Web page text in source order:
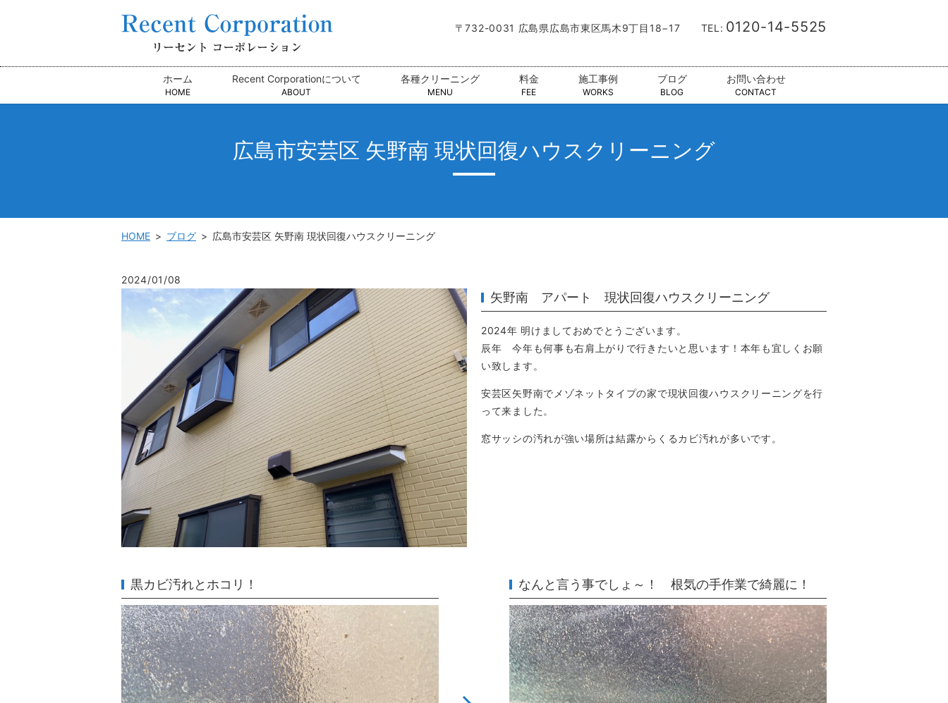
〒732-0031 広島県広島市東区馬木9丁目18−17 TEL: 0120-14-5525
ホーム
HOME
Recent Corporationについて
ABOUT
各種クリーニング
MENU
料金
FEE
施工事例
WORKS
ブログ
BLOG
お問い合わせ
CONTACT
広島市安芸区 矢野南 現状回復ハウスクリーニング
HOME ブログ 広島市安芸区 矢野南 現状回復ハウスクリーニング
2024/01/08
矢野南 アパート 現状回復ハウスクリーニング
2024年 明けましておめでとうございます。
辰年 今年も何事も右肩上がりで行きたいと思います！本年も宜しくお願
い致します。
安芸区矢野南でメゾネットタイプの家で現状回復ハウスクリーニングを行
って来ました。
窓サッシの汚れが強い場所は結露からくるカビ汚れが多いです。
黒カビ汚れとホコリ！ なんと言う事でしょ～！ 根気の手作業で綺麗に！